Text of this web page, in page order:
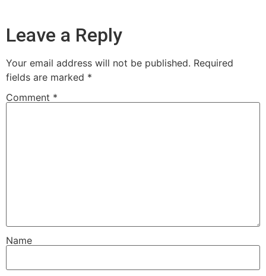
Leave a Reply
Your email address will not be published. Required
fields are marked *
Comment *
Name